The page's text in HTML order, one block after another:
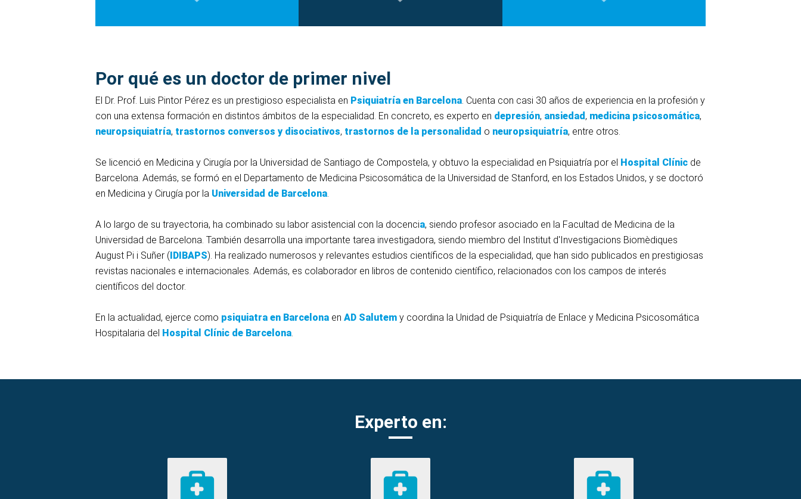
Por qué es un doctor de primer nivel
El Dr. Prof. Luis Pintor Pérez es un prestigioso especialista en Psiquiatría en Barcelona. Cuenta con casi 30 años de experiencia en la profesión y
con una extensa formación en distintos ámbitos de la especialidad. En concreto, es experto en depresión, ansiedad , medicina psicosomática,
neuropsiquiatría, trastornos conversos y disociativos, trastornos de la personalidad o neuropsiquiatría, entre otros.
Se licenció en Medicina y Cirugía por la Universidad de Santiago de Compostela, y obtuvo la especialidad en Psiquiatría por el Hospital Clínic de
Barcelona. Además, se formó en el Departamento de Medicina Psicosomática de la Universidad de Stanford, en los Estados Unidos, y se doctoró
en Medicina y Cirugía por la Universidad de Barcelona.
A lo largo de su trayectoria, ha combinado su labor asistencial con la docencia, siendo profesor asociado en la Facultad de Medicina de la
Universidad de Barcelona. También desarrolla una importante tarea investigadora, siendo miembro del Institut d'Investigacions Biomèdiques
August Pi i Suñer ( IDIBAPS). Ha realizado numerosos y relevantes estudios científicos de la especialidad, que han sido publicados en prestigiosas
revistas nacionales e internacionales. Además, es colaborador en libros de contenido científico, relacionados con los campos de interés
científicos del doctor.
En la actualidad, ejerce como psiquiatra en Barcelona en AD Salutem y coordina la Unidad de Psiquiatría de Enlace y Medicina Psicosomática
Hospitalaria del Hospital Clínic de Barcelona.
Experto en: